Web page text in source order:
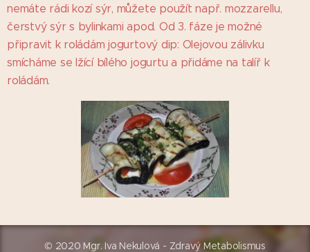
nemáte rádi kozí sýr, můžete použít např. mozzarellu,
čerstvý sýr s bylinkami apod. Od 3. fáze je možné
připravit k roládám jogurtový dip: Olejovou zálivku
smícháme se lžící bílého jogurtu a přidáme na talíř k
roládám.
© 2020 Mgr. Iva Nekulová - Zdravý Metabolismus